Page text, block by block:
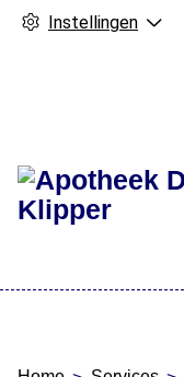
Instellingen